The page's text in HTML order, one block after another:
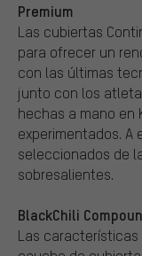
Premium
Las cubiertas
para ofrecer un
con las últimas
junto con los
hechas a mano en
experimentados. A
seleccionados de
sobresalientes.
BlackChili
Las